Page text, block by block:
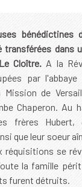
bénédictines
transférées dans
Cloître. A la
par l'abbaye
Mission de
Chaperon. Au
frères Hubert,
que leur soeur
réquisitions se
la famille
furent détruits.